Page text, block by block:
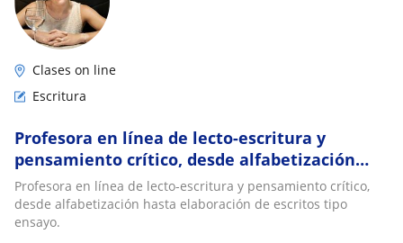
Clases on line
Escritura
Profesora en línea de lecto-escritura y
pensamiento crítico, desde alfabetización
hasta elaboración de escritos tipo ensayo
Profesora en línea de lecto-escritura y pensamiento crítico,
desde alfabetización hasta elaboración de escritos tipo
ensayo.